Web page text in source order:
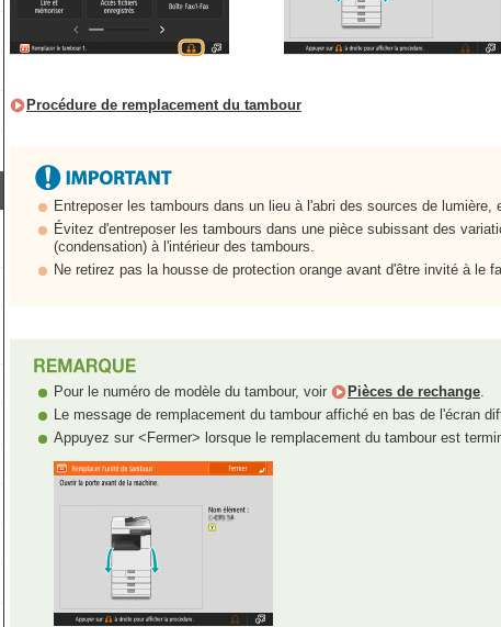
Procédure de remplacement du tambour
Entreposer les tambours dans un lieu à l'abri des sources de
Évitez d'entreposer les tambours dans une pièce subissant des
(condensation) à l'intérieur des tambours.
Ne retirez pas la housse de protection orange avant d'être invité à le
Pour le numéro de modèle du tambour, voir Pièces de rechange.
Le message de remplacement du tambour affiché en bas de l'écran
Appuyez sur <Fermer> lorsque le remplacement du tambour est